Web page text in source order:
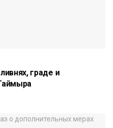
граде и